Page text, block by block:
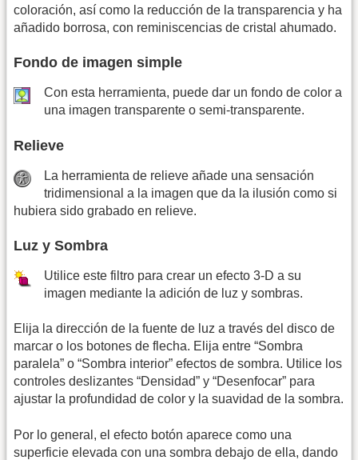
coloración, así como la reducción de la transparencia y ha
añadido borrosa, con reminiscencias de cristal ahumado.
Fondo de imagen simple
Con esta herramienta, puede dar un fondo de color a
una imagen transparente o semi-transparente.
Relieve
La herramienta de relieve añade una sensación
tridimensional a la imagen que da la ilusión como si
hubiera sido grabado en relieve.
Luz y Sombra
Utilice este filtro para crear un efecto 3-D a su
imagen mediante la adición de luz y sombras.
Elija la dirección de la fuente de luz a través del disco de
marcar o los botones de flecha. Elija entre “Sombra
paralela” o “Sombra interior” efectos de sombra. Utilice los
controles deslizantes “Densidad” y “Desenfocar” para
ajustar la profundidad de color y la suavidad de la sombra.
Por lo general, el efecto botón aparece como una
superficie elevada con una sombra debajo de ella, dando